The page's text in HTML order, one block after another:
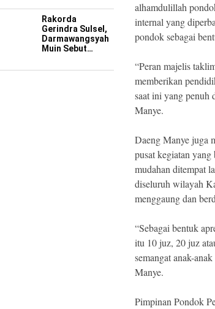
Rakorda
Gerindra Sulsel,
Darmawangsyah
Muin Sebut
Strategis
alhamdulillah
internal yang
pondok sebagai
“Peran majelis
memberikan
saat ini yang penuh
Manye.
Daeng Manye juga
pusat kegiatan
mudahan ditempat
diseluruh wilayah
menggaung dan
“Sebagai bentuk
itu 10 juz, 20 juz
semangat anak-
Manye.
Pimpinan Pondok